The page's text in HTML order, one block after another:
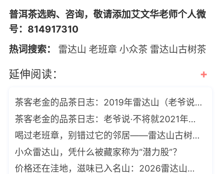
普洱茶选购、咨询，敬请添加艾文华老师个人微
号：814917310
热词搜索：
雷达山 老班章 小众茶 雷达山古树茶
延伸阅读： +
茶客老金的品茶日志：2019年雷达山（老爷说）
茶客老金的品茶日志：老爷说·不将就2021年雷达山
喝过老班章，别错过它的邻居——雷达山古树，潜力惊人
小众雷达山，凭什么被藏家称为“潜力股”？
价格还在洼地，滋味已入名山：2026雷达山古树小饼，当下好喝，未来可期